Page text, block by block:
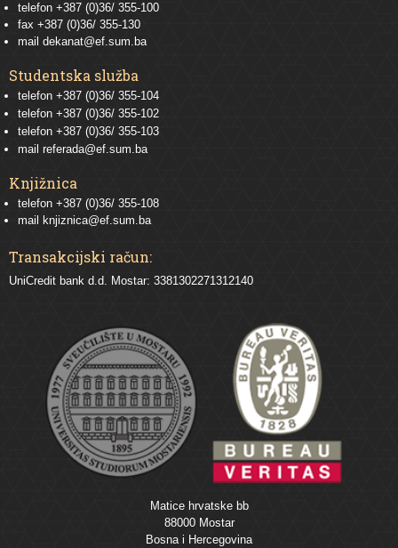
telefon +387 (0)36/ 355-100
fax +387 (0)36/ 355-130
mail dekanat@ef.sum.ba
Studentska služba
telefon +387 (0)36/ 355-104
telefon +387 (0)36/ 355-102
telefon +387 (0)36/ 355-103
mail referada@ef.sum.ba
Knjižnica
telefon +387 (0)36/ 355-108
mail knjiznica@ef.sum.ba
Transakcijski račun:
UniCredit bank d.d. Mostar: 3381302271312140
Matice hrvatske bb
88000 Mostar
Bosna i Hercegovina